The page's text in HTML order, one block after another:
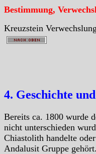
Bestimmung,
Kreuzstein
4. Geschichte
Bereits ca. 1800 wurde
nicht unterschieden
Chiastolith handelte
Andalusit Gruppe gehört.